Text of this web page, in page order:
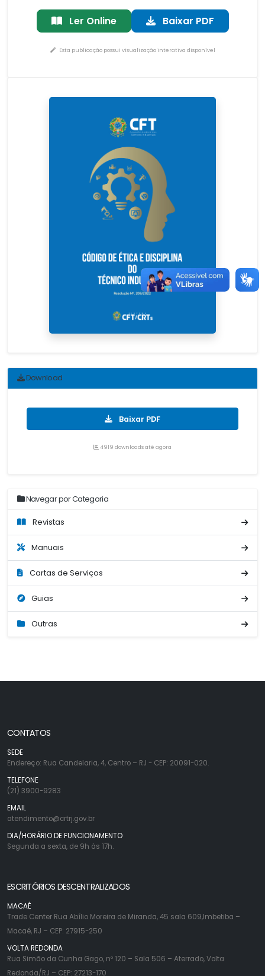
Ler Online Baixar PDF
Esta publicação possui visualização interativa disponível
Download
Baixar PDF
4919 downloads até agora
Navegar por Categoria
Revistas
Manuais
Cartas de Serviços
Guias
Outras
CONTATOS
SEDE
Endereço: Rua Candelaria, 4, Centro – RJ - CEP: 20091-020.
TELEFONE
(21) 3900-9283
EMAIL
atendimento@crtrj.gov.br
DIA/HORÁRIO DE FUNCIONAMENTO
Segunda a sexta, de 9h às 17h.
ESCRITÓRIOS DESCENTRALIZADOS
MACAÉ
Trade Center Rua Abílio Moreira de Miranda, 45 sala 609,Imbetiba –
Macaé, RJ – CEP: 27915-250
VOLTA REDONDA
Rua Simão da Cunha Gago, nº 120 – Sala 506 – Aterrado, Volta
Redonda/RJ – CEP: 27213-170